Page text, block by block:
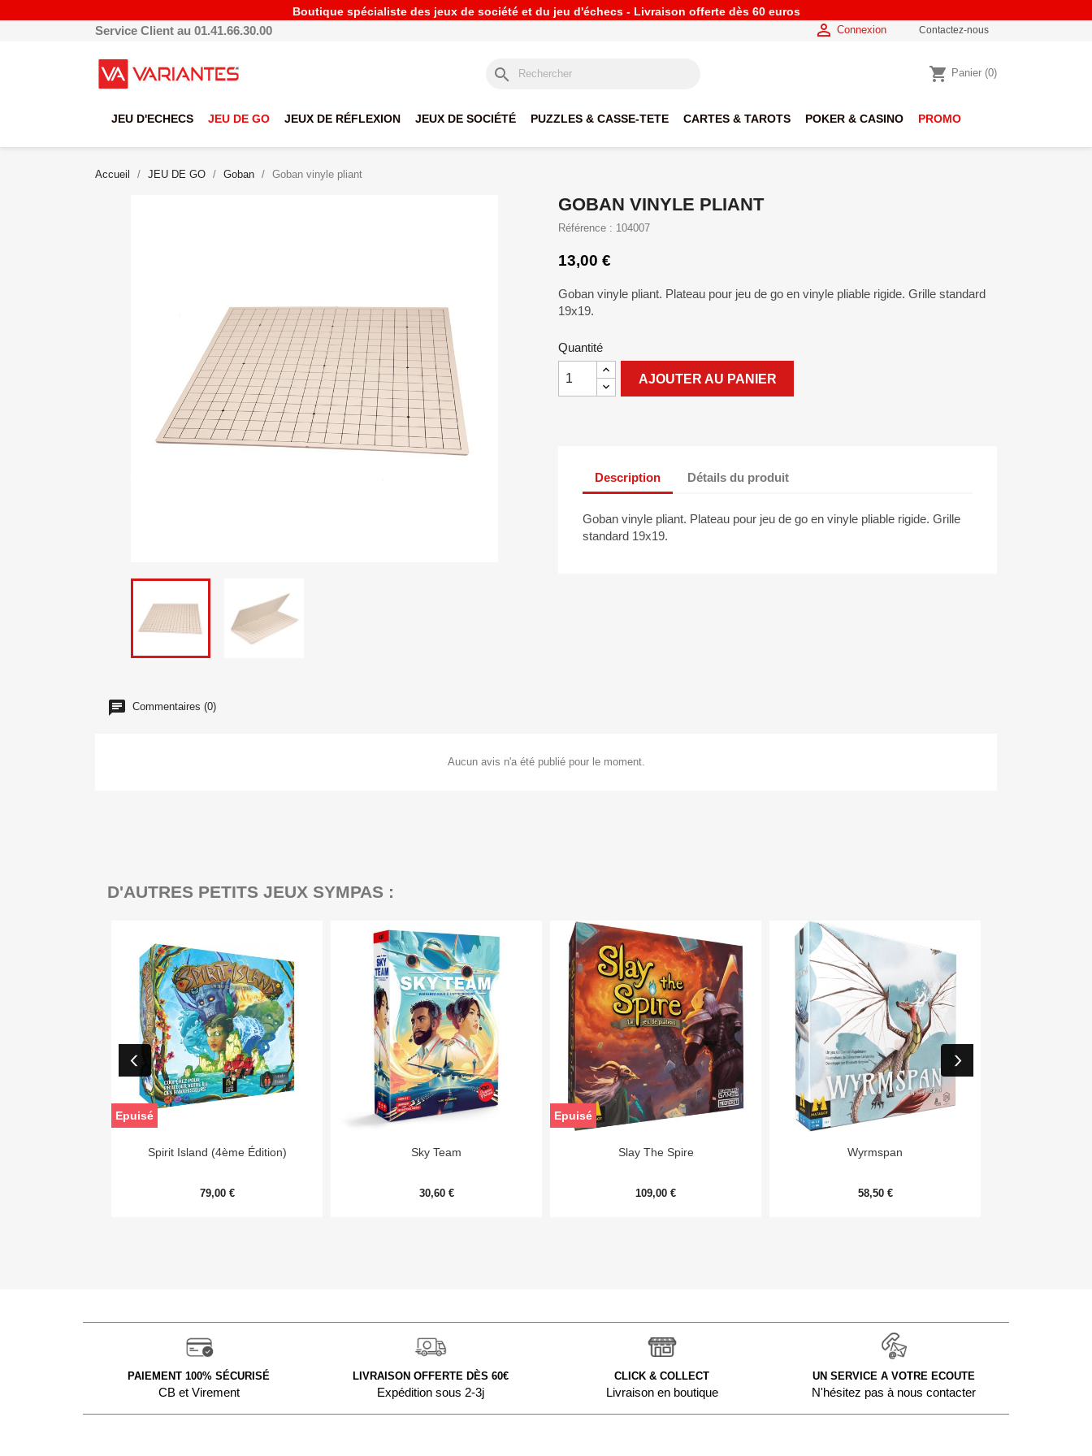
Boutique spécialiste des jeux de société et du jeu d'échecs - Livraison offerte dès 60 euros
Service Client au 01.41.66.30.00  Connexion Contactez-nous
search shopping_cart Panier (0)
JEU D'ECHECS JEU DE GO JEUX DE RÉFLEXION JEUX DE SOCIÉTÉ PUZZLES & CASSE-TETE CARTES & TAROTS POKER & CASINO PROMO
Accueil JEU DE GO Goban Goban vinyle pliant
GOBAN VINYLE PLIANT
Référence : 104007
13,00 €
Goban vinyle pliant. Plateau pour jeu de go en vinyle pliable rigide. Grille standard
19x19.
Quantité
AJOUTER AU PANIER
Description Détails du produit
Goban vinyle pliant. Plateau pour jeu de go en vinyle pliable rigide. Grille
standard 19x19.
Commentaires (0)
Aucun avis n'a été publié pour le moment.
D'AUTRES PETITS JEUX SYMPAS :
Aperçu rapide
Spirit Island (4ème Édition)
79,00 €
Epuisé
Aperçu rapide
Sky Team
30,60 €
Aperçu rapide
Slay The Spire
109,00 €
Epuisé
Aperçu rapide
Wyrmspan
58,50 €
PAIEMENT 100% SÉCURISÉ
CB et Virement
LIVRAISON OFFERTE DÈS 60€
Expédition sous 2-3j
CLICK & COLLECT
Livraison en boutique
UN SERVICE A VOTRE ECOUTE
N'hésitez pas à nous contacter